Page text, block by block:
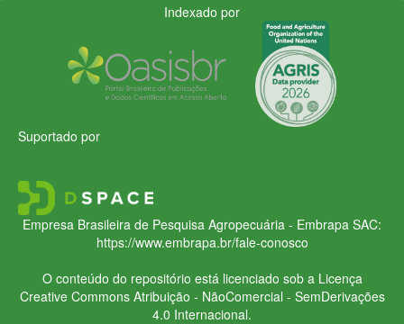
Indexado por
Suportado por
Empresa Brasileira de Pesquisa Agropecuária - Embrapa SAC:
https://www.embrapa.br/fale-conosco
O conteúdo do repositório está licenciado sob a Licença
Creative CommonsAtribuição - NãoComercial - SemDerivações
4.0 Internacional.